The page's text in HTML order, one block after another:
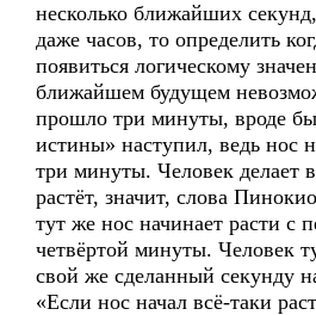
несколько ближайших
даже часов, то определить
появиться логическому
ближайшем будущем
прошло три минуты, вроде
истины» наступил, ведь нос
три минуты. Человек делает
растёт, значит, слова
тут же нос начинает расти с
четвёртой минуты. Человек
свой же сделанный секунду
«Если нос начал всё-таки